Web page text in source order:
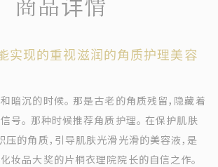
实现的重视滋润的角质护理美容
暗沉的时候。 那是古老的角质残留，隐藏着
号。 那种时候推荐角质护理。 在保护肌肤
压的角质，引导肌肤光滑光滑的美容液，是
妆品大奖的片桐衣理院院长的自信之作。